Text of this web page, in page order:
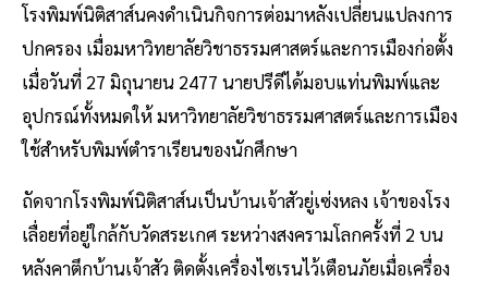
โรงพิมพ์นิติสาส์นคงดำเนินกิจการต่อมาหลังเปลี่ยนแปลงการ
ปกครอง เมื่อมหาวิทยาลัยวิชาธรรมศาสตร์และการเมืองก่อตั้ง
เมื่อวันที่ 27 มิถุนายน 2477 นายปรีดีได้มอบแท่นพิมพ์และ
อุปกรณ์ทั้งหมดให้ มหาวิทยาลัยวิชาธรรมศาสตร์และการเมือง
ใช้สำหรับพิมพ์ตำราเรียนของนักศึกษา
ถัดจากโรงพิมพ์นิติสาส์นเป็นบ้านเจ้าสัวยู่เซ่งหลง เจ้าของโรง
เลื่อยที่อยู่ใกล้กับวัดสระเกศ ระหว่างสงครามโลกครั้งที่ 2 บน
หลังคาตึกบ้านเจ้าสัว ติดตั้งเครื่องไซเรนไว้เตือนภัยเมื่อเครื่อง